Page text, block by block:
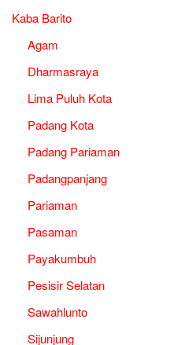
Kaba Barito
Agam
Dharmasraya
Lima Puluh Kota
Padang Kota
Padang Pariaman
Padangpanjang
Pariaman
Pasaman
Payakumbuh
Pesisir Selatan
Sawahlunto
Sijunjung